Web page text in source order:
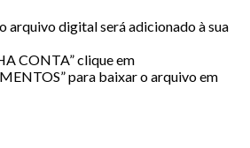
arquivo digital será adicionado à sua
CONTA” clique em
para baixar o arquivo em